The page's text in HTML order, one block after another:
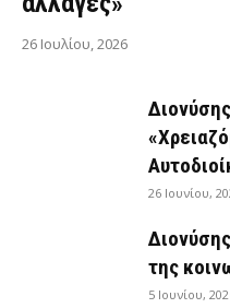
26 Ιουλίου, 2026
26 Ιουνίου,
της
5 Ιουνίου,